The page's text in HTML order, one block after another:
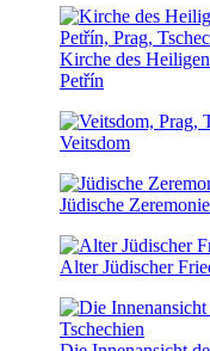
Kirche des
Petřín
Veitsdom
Jüdische
Alter Jüdischer